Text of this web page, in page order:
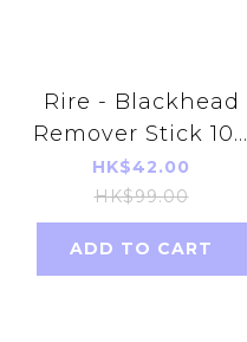
Rire - Blackhead
Remover Stick 10g
(8809410281373)
HK$42.00
HK$99.00
ADD TO CART